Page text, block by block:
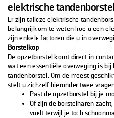
elektrische tandenborstel
Er zijn talloze elektrische
belangrijk om te weten hoe u een
zijn enkele factoren die u in
Borstelkop
De opzetborstel komt direct in
wat een essentiële overweging is
tandenborstel. Om de meest
stelt u zichzelf hieronder twee
Past de opzetborstel bij je
Of zijn de borstelharen
voelt terwijl je toch